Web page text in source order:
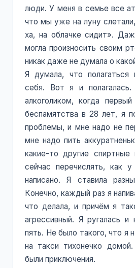
люди. У меня в семье все
что мы уже на луну
ха, на облачке сидит».
могла произносить своим
никак даже не думала о
Я думала, что полагаться
себя. Вот я и полагалась.
алкоголиком, когда
беспамятства в 28 лет, я
проблемы, и мне надо не
мне надо пить
какие-то другие спиртные
сейчас перечислять, как
написано. Я ставила
Конечно, каждый раз я
что делала, и причём я
агрессивный. Я ругалась и
пять. Не было такого, что я
на такси тихонечко
были приключения.